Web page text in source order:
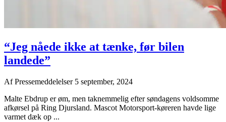
“Jeg nåede ikke at tænke, før bilen
landede”
AfPressemeddelelser 5 september, 2024
Malte Ebdrup er øm, men taknemmelig efter søndagens voldsomme
afkørsel på Ring Djursland. Mascot Motorsport-køreren havde lige
varmet dæk op ...